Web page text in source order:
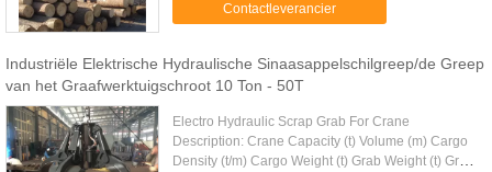
items. Multiple tine ...
Contactleverancier
Industriële Elektrische Hydraulische Sinaasappelschilgreep/de Greep
van het Graafwerktuigschroot 10 Ton - 50T
Electro Hydraulic Scrap Grab For Crane
Description: Crane Capacity (t) Volume (m) Cargo
Density (t/m) Cargo Weight (t) Grab Weight (t) Grab